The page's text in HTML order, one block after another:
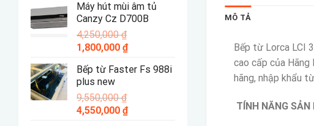
Máy hút mùi âm tủ
Canzy Cz D700B
4,250,000₫
Giá
là:
4,250,000 ₫.
1,800,000 ₫Giá
tại
Bếp từ Faster Fs 988i
plus new
9,550,000₫
Giá
4,550,000 ₫Giá
MÔ TẢ
Bếp từ Lorca LCI
cao cấp của Hãng
hãng, nhập khẩu
TÍNH NĂNG SẢN